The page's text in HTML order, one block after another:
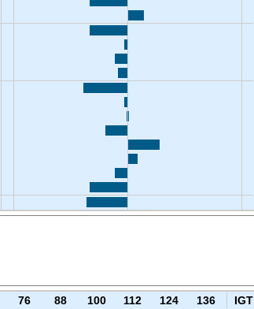
76 88 100 112 124 136
IGT